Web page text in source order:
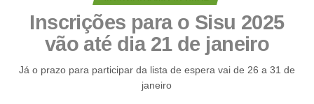
Inscrições para o Sisu 2025
vão até dia 21 de janeiro
Já o prazo para participar da lista de espera vai de 26 a 31 de
janeiro